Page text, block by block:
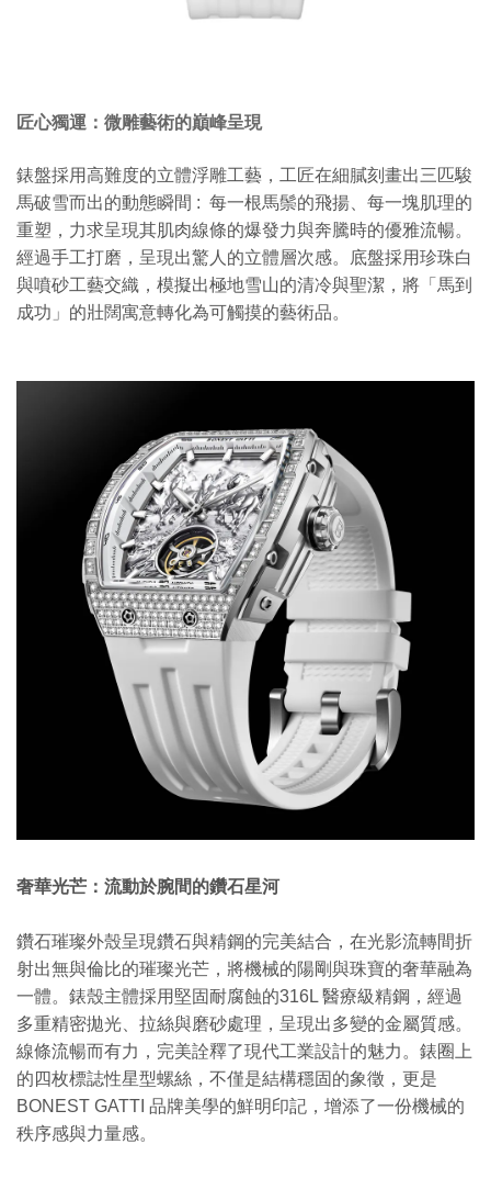
匠心獨運：微雕藝術的巔峰呈現
錶盤採用高難度的立體浮雕工藝，工匠在細膩刻畫出三匹駿
馬破雪而出的動態瞬間 : 每一根馬鬃的飛揚、每一塊 肌理的
重塑 ， 力求呈現其肌肉線條的爆發力與奔騰時的優雅流暢。
經過手工打磨，呈現出驚人的立體層次感。
底盤採用珍珠白
與噴砂工藝交織，模擬出極地雪山的清冷與聖潔，將「馬到
成功」的壯闊寓意轉化為可觸摸的藝術品。
奢華光芒：流動於腕間的鑽石星河
鑽石璀璨外殼呈現鑽石與精鋼的完美結合，在光影流轉間折
射出無與倫比的璀璨光芒，將機械的陽剛與珠寶的奢華融為
一體。 錶殼主體採用堅固耐腐蝕的316L 醫療級精鋼，經過
多重精密拋光、拉絲與磨砂處理，呈現出多變的金屬質感。
線條流暢而有力，完美詮釋了現代工業設計的魅力。 錶圈上
的四枚標誌性星型螺絲，不僅是結構穩固的象徵，更是
BONEST GATTI 品牌美學的鮮明印記，增添了一份機械的
秩序感與力量感。